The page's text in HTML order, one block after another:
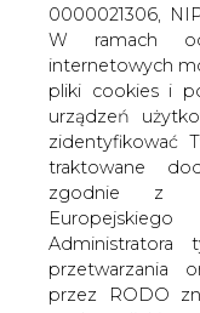
0000021306,
W ramach
internetowych
pliki cookies i
urządzeń
zidentyfikować
traktowane
zgodnie z
przetwarzania
przez RODO